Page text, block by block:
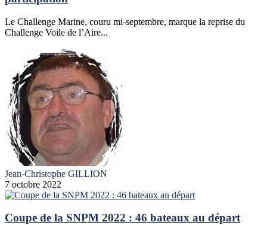
Le Challenge Marine, couru mi-septembre, marque la reprise du
Challenge Voile de l’Aire...
Jean-Christophe GILLION
7 octobre 2022
Coupe de la SNPM 2022 : 46 bateaux au départ